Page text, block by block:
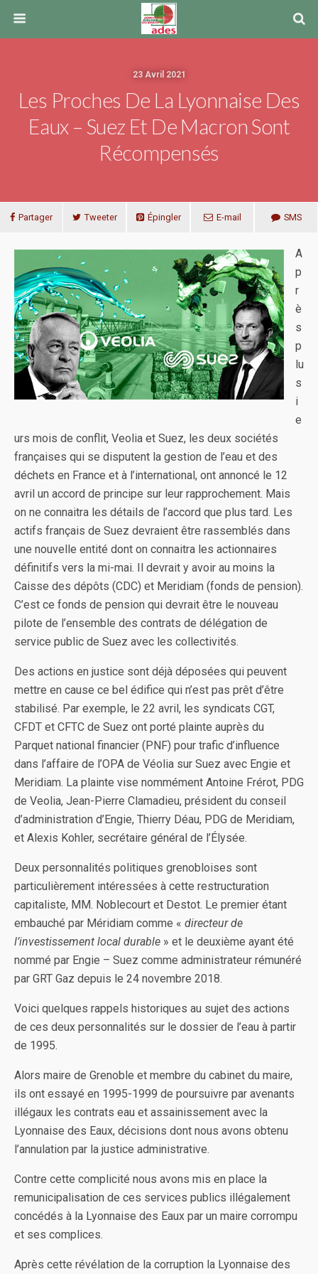
23 Avril 2021
Les Proches De La Lyonnaise Des
Eaux – Suez Et De Macron Sont
Récompensés
Partager Tweeter Épingler E-mail SMS
A
p
r
è
s
p
lu
s
i
e
urs mois de conflit, Veolia et Suez, les deux sociétés
françaises qui se disputent la gestion de l’eau et des
déchets en France et à l’international, ont annoncé le 12
avril un accord de principe sur leur rapprochement. Mais
on ne connaitra les détails de l’accord que plus tard. Les
actifs français de Suez devraient être rassemblés dans
une nouvelle entité dont on connaitra les actionnaires
définitifs vers la mi-mai. Il devrait y avoir au moins la
Caisse des dépôts (CDC) et Meridiam (fonds de pension).
C’est ce fonds de pension qui devrait être le nouveau
pilote de l’ensemble des contrats de délégation de
service public de Suez avec les collectivités.
Des actions en justice sont déjà déposées qui peuvent
mettre en cause ce bel édifice qui n’est pas prêt d’être
stabilisé. Par exemple, le 22 avril, les syndicats CGT,
CFDT et CFTC de Suez ont porté plainte auprès du
Parquet national financier (PNF) pour trafic d’influence
dans l’affaire de l’OPA de Véolia sur Suez avec Engie et
Meridiam. La plainte vise nommément Antoine Frérot, PDG
de Veolia, Jean-Pierre Clamadieu, président du conseil
d’administration d’Engie, Thierry Déau, PDG de Meridiam,
et Alexis Kohler, secrétaire général de l’Élysée.
Deux personnalités politiques grenobloises sont
particulièrement intéressées à cette restructuration
capitaliste, MM. Noblecourt et Destot. Le premier étant
embauché par Méridiam comme « directeur de
l’investissement local durable » et le deuxième ayant été
nommé par Engie – Suez comme administrateur rémunéré
par GRT Gaz depuis le 24 novembre 2018.
Voici quelques rappels historiques au sujet des actions
de ces deux personnalités sur le dossier de l’eau à partir
de 1995.
Alors maire de Grenoble et membre du cabinet du maire,
ils ont essayé en 1995-1999 de poursuivre par avenants
illégaux les contrats eau et assainissement avec la
Lyonnaise des Eaux, décisions dont nous avons obtenu
l’annulation par la justice administrative.
Contre cette complicité nous avons mis en place la
remunicipalisation de ces services publics illégalement
concédés à la Lyonnaise des Eaux par un maire corrompu
et ses complices.
Après cette révélation de la corruption la Lyonnaise des